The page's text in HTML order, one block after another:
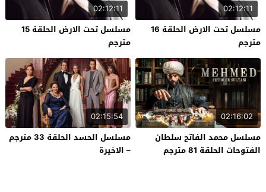
02:12:11
مسلسل تحت الارض الحلقة 16
مترجم
02:12:11
مسلسل تحت الارض الحلقة 15
مترجم
02:16:02
مسلسل محمد الفاتح سلطان
الفتوحات الحلقة 81 مترجم
02:15:54
مسلسل الحسد الحلقة 33 مترجم
– الاخيرة